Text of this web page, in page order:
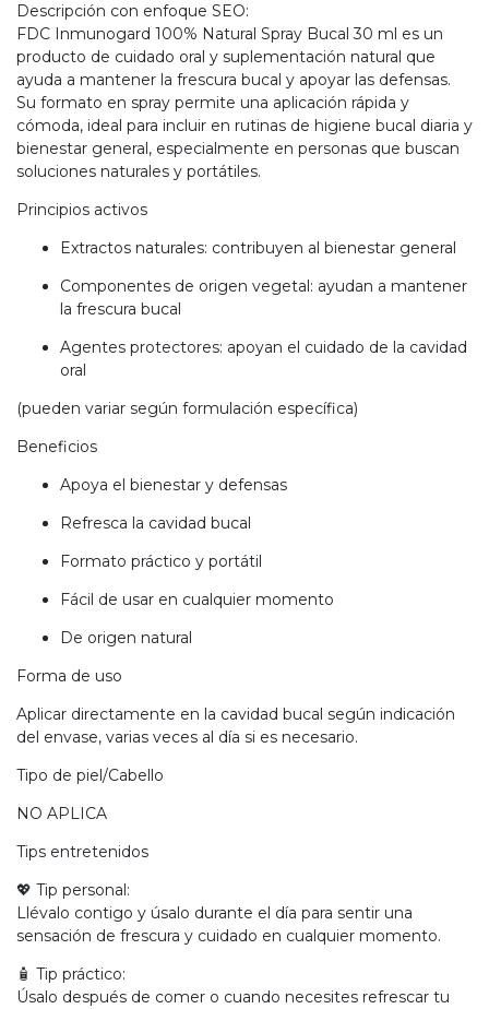
Descripción con enfoque SEO:
FDC Inmunogard 100% Natural Spray Bucal 30 ml es un
producto de cuidado oral y suplementación natural que
ayuda a mantener la frescura bucal y apoyar las defensas.
Su formato en spray permite una aplicación rápida y
cómoda, ideal para incluir en rutinas de higiene bucal diaria y
bienestar general, especialmente en personas que buscan
soluciones naturales y portátiles.
Principios activos
Extractos naturales: contribuyen al bienestar general
Componentes de origen vegetal: ayudan a mantener
la frescura bucal
Agentes protectores: apoyan el cuidado de la cavidad
oral
(pueden variar según formulación específica)
Beneficios
Apoya el bienestar y defensas
Refresca la cavidad bucal
Formato práctico y portátil
Fácil de usar en cualquier momento
De origen natural
Forma de uso
Aplicar directamente en la cavidad bucal según indicación
del envase, varias veces al día si es necesario.
Tipo de piel/Cabello
NO APLICA
Tips entretenidos
💖 Tip personal:
Llévalo contigo y úsalo durante el día para sentir una
sensación de frescura y cuidado en cualquier momento.
🧴 Tip práctico:
Úsalo después de comer o cuando necesites refrescar tu